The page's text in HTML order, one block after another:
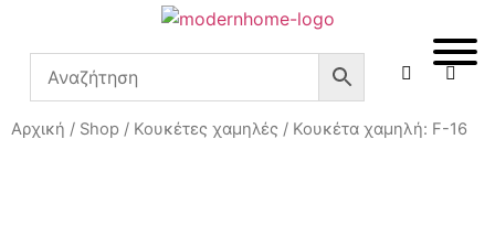
Αρχική / Shop / Κουκέτες χαμηλές / Κουκέτα χαμηλή: F-16